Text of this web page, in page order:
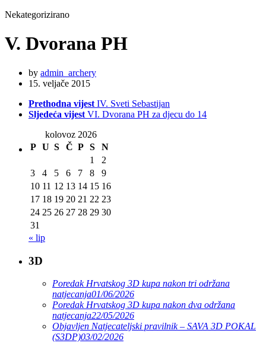
Nekategorizirano
V. Dvorana PH
by admin_archery
15. veljače 2015
Prethodna vijest IV. Sveti Sebastijan
Sljedeća vijest VI. Dvorana PH za djecu do 14
kolovoz 2026
P U S Č P S
N
1
2
3
4 5 6 7 8
9
10 11 12 13 14 15 16
17 18 19 20 21 22 23
24 25 26 27 28 29 30
31
« lip
3D
Poredak Hrvatskog 3D kupa nakon tri održana
natjecanja01/06/2026
Poredak Hrvatskog 3D kupa nakon dva održana
natjecanja22/05/2026
Objavljen Natjecateljski pravilnik – SAVA 3D POKAL
(S3DP)03/02/2026